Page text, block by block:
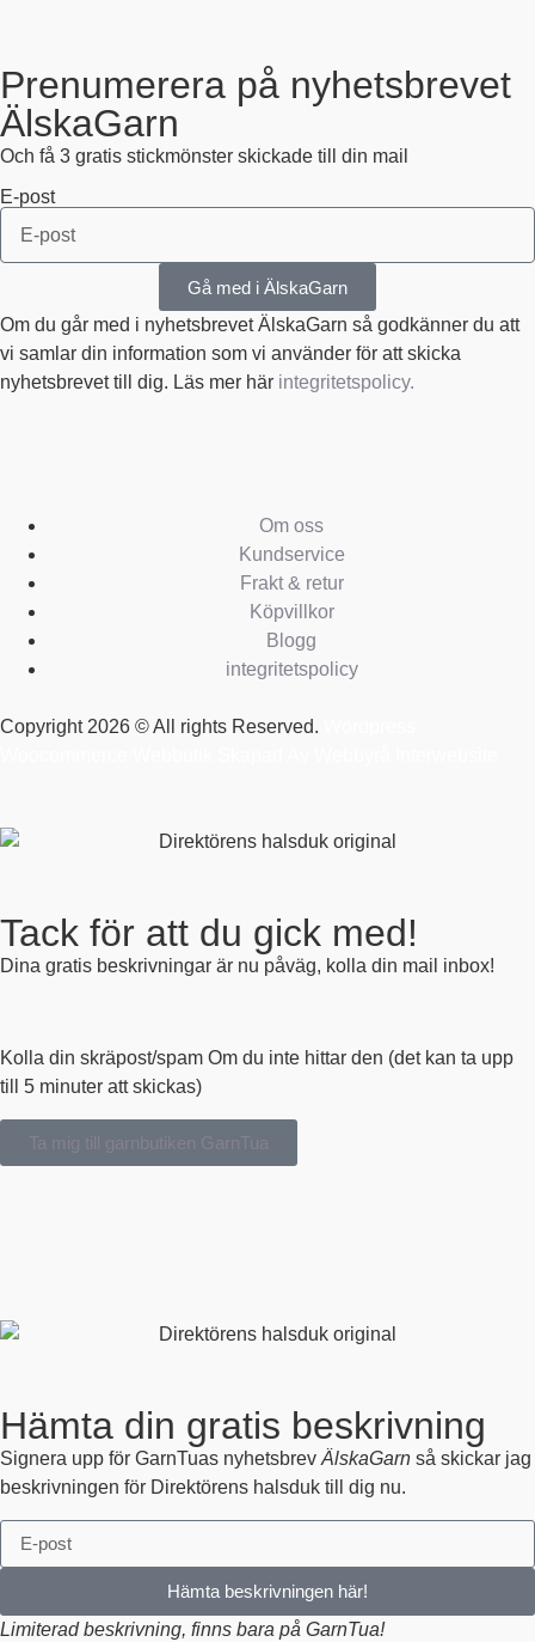
Prenumerera på nyhetsbrevet
ÄlskaGarn
Och få 3 gratis stickmönster skickade till din mail
E-post
Gå med i ÄlskaGarn
Om du går med i nyhetsbrevet ÄlskaGarn så godkänner du att
vi samlar din information som vi använder för att skicka
nyhetsbrevet till dig. Läs mer här integritetspolicy.
Om oss
Kundservice
Frakt & retur
Köpvillkor
Blogg
integritetspolicy
Copyright 2026 © All rights Reserved.
Tack för att du gick med!
Dina gratis beskrivningar är nu påväg, kolla din mail inbox!
Kolla din skräpost/spam Om du inte hittar den (det kan ta upp
till 5 minuter att skickas)
Ta mig till garnbutiken GarnTua
Hämta din gratis beskrivning
Signera upp för GarnTuas nyhetsbrev ÄlskaGarn så skickar jag
beskrivningen för Direktörens halsduk till dig nu.
Hämta beskrivningen här!
Limiterad beskrivning, finns bara på GarnTua!